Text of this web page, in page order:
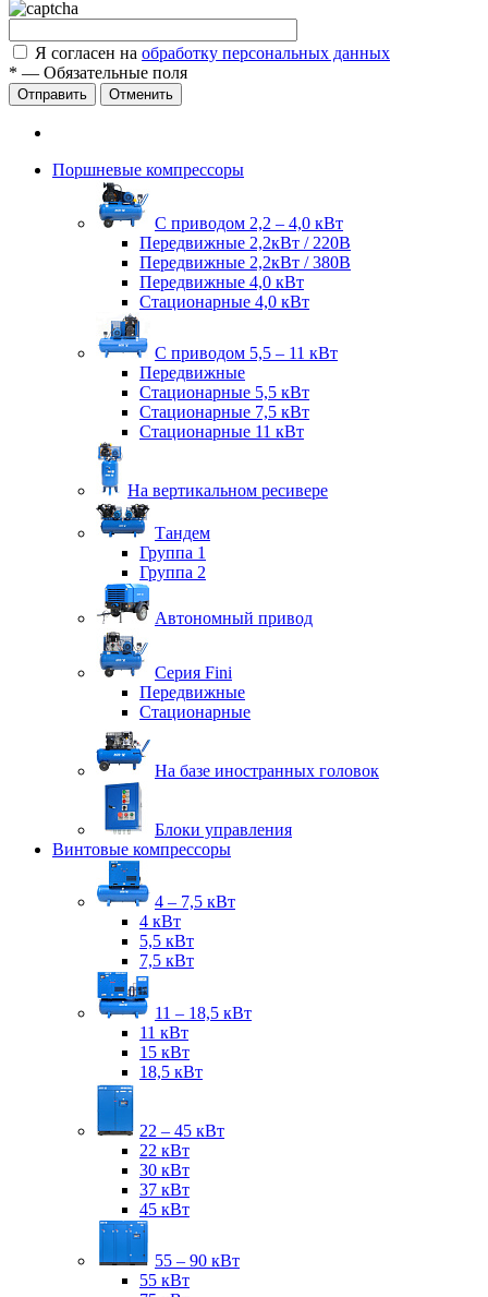
Я согласен на обработку персональных данных
* — Обязательные поля
Отправить Отменить
Поршневые компрессоры
С приводом 2,2 – 4,0 кВт
Передвижные 2,2кВт / 220В
Передвижные 2,2кВт / 380В
Передвижные 4,0 кВт
Стационарные 4,0 кВт
С приводом 5,5 – 11 кВт
Передвижные
Стационарные 5,5 кВт
Стационарные 7,5 кВт
Стационарные 11 кВт
На вертикальном ресивере
Тандем
Группа 1
Группа 2
Автономный привод
Серия Fini
Передвижные
Стационарные
На базе иностранных головок
Блоки управления
Винтовые компрессоры
4 – 7,5 кВт
4 кВт
5,5 кВт
7,5 кВт
11 – 18,5 кВт
11 кВт
15 кВт
18,5 кВт
22 – 45 кВт
22 кВт
30 кВт
37 кВт
45 кВт
55 – 90 кВт
55 кВт